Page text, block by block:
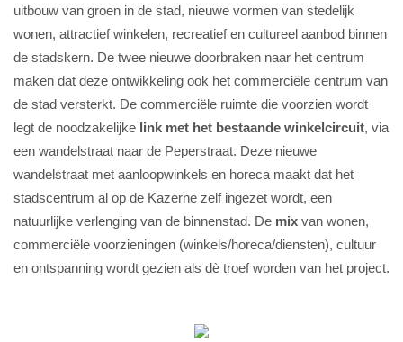
uitbouw van groen in de stad, nieuwe vormen van stedelijk
wonen, attractief winkelen, recreatief en cultureel aanbod binnen
de stadskern. De twee nieuwe doorbraken naar het centrum
maken dat deze ontwikkeling ook het commerciële centrum van
de stad versterkt. De commerciële ruimte die voorzien wordt
legt de noodzakelijke link met het bestaande winkelcircuit, via
een wandelstraat naar de Peperstraat. Deze nieuwe
wandelstraat met aanloopwinkels en horeca maakt dat het
stadscentrum al op de Kazerne zelf ingezet wordt, een
natuurlijke verlenging van de binnenstad. De mix van wonen,
commerciële voorzieningen (winkels/horeca/diensten), cultuur
en ontspanning wordt gezien als dè troef worden van het project.